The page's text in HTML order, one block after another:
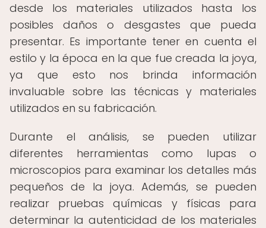
desde los materiales utilizados hasta los
posibles daños o desgastes que pueda
presentar. Es importante tener en cuenta el
estilo y la época en la que fue creada la joya,
ya que esto nos brinda información
invaluable sobre las técnicas y materiales
utilizados en su fabricación.
Durante el análisis, se pueden utilizar
diferentes herramientas como lupas o
microscopios para examinar los detalles más
pequeños de la joya. Además, se pueden
realizar pruebas químicas y físicas para
determinar la autenticidad de los materiales